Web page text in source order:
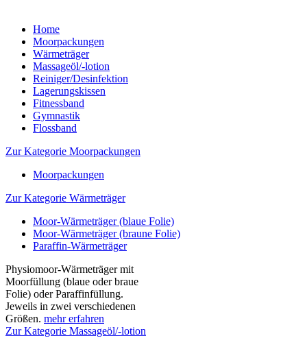
Home
Moorpackungen
Wärmeträger
Massageöl/-lotion
Reiniger/Desinfektion
Lagerungskissen
Fitnessband
Gymnastik
Flossband
Zur Kategorie Moorpackungen
Moorpackungen
Zur Kategorie Wärmeträger
Moor-Wärmeträger (blaue Folie)
Moor-Wärmeträger (braune Folie)
Paraffin-Wärmeträger
Physiomoor-Wärmeträger mit
Moorfüllung (blaue oder braue
Folie) oder Paraffinfüllung.
Jeweils in zwei verschiedenen
Größen. mehr erfahren
Zur Kategorie Massageöl/-lotion